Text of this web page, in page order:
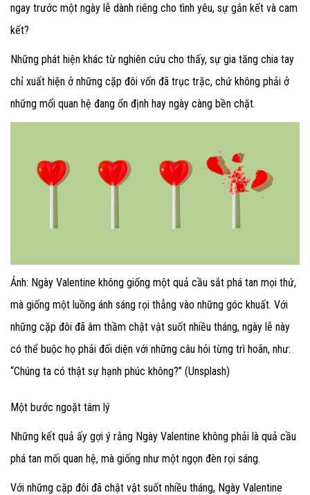
ngay trước một ngày lễ dành riêng cho tình yêu, sự gắn kết và cam
kết?
Những phát hiện khác từ nghiên cứu cho thấy, sự gia tăng chia tay
chỉ xuất hiện ở những cặp đôi vốn đã trục trặc, chứ không phải ở
những mối quan hệ đang ổn định hay ngày càng bền chặt.
Ảnh: Ngày Valentine không giống một quả cầu sắt phá tan mọi thứ,
mà giống một luồng ánh sáng rọi thẳng vào những góc khuất. Với
những cặp đôi đã âm thầm chật vật suốt nhiều tháng, ngày lễ này
có thể buộc họ phải đối diện với những câu hỏi từng trì hoãn, như:
“Chúng ta có thật sự hạnh phúc không?” (Unsplash)
Một bước ngoặt tâm lý
Những kết quả ấy gợi ý rằng Ngày Valentine không phải là quả cầu
phá tan mối quan hệ, mà giống như một ngọn đèn rọi sáng.
Với những cặp đôi đã chật vật suốt nhiều tháng, Ngày Valentine